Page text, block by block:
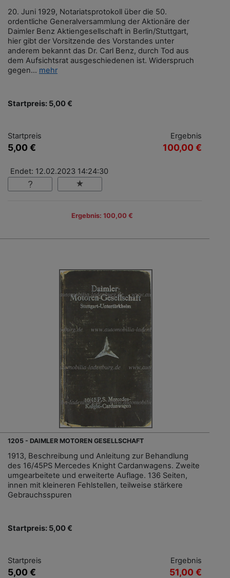
20. Juni 1929, Notariatsprotokoll über die 50.
ordentliche Generalversammlung der Aktionäre der
Daimler Benz Aktiengesellschaft in Berlin/Stuttgart,
hier gibt der Vorsitzende des Vorstandes unter
anderem bekannt das Dr. Carl Benz, durch Tod aus
dem Aufsichtsrat ausgeschiedenen ist. Widerspruch
gegen... mehr
Startpreis: 5,00 €
Startpreis
5,00 €
Ergebnis
100,00 €
Endet: 12.02.2023 14:24:30
Ergebnis: 100,00 €
1205 - DAIMLER MOTOREN GESELLSCHAFT
1913, Beschreibung und Anleitung zur Behandlung
des 16/45PS Mercedes Knight Cardanwagens. Zweite
umgearbeitete und erweiterte Auflage. 136 Seiten,
innen mit kleineren Fehlstellen, teilweise stärkere
Gebrauchsspuren
Startpreis: 5,00 €
Startpreis
5,00 €
Ergebnis
51,00 €